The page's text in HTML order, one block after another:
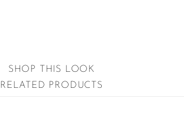
SHOP THIS LOOK
RELATED PRODUCTS